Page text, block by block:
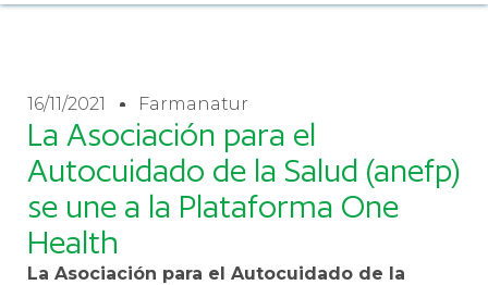
16/11/2021 Farmanatur
La Asociación para el
Autocuidado de la Salud (anefp)
se une a la Plataforma One
Health
La Asociación para el Autocuidado de la